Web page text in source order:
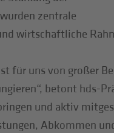
zentrale
wirtschaftliche
für uns von großer
betont hds-
und aktiv
Abkommen